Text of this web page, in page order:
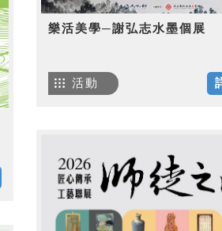
樂活美學─謝弘志水墨個展
活動